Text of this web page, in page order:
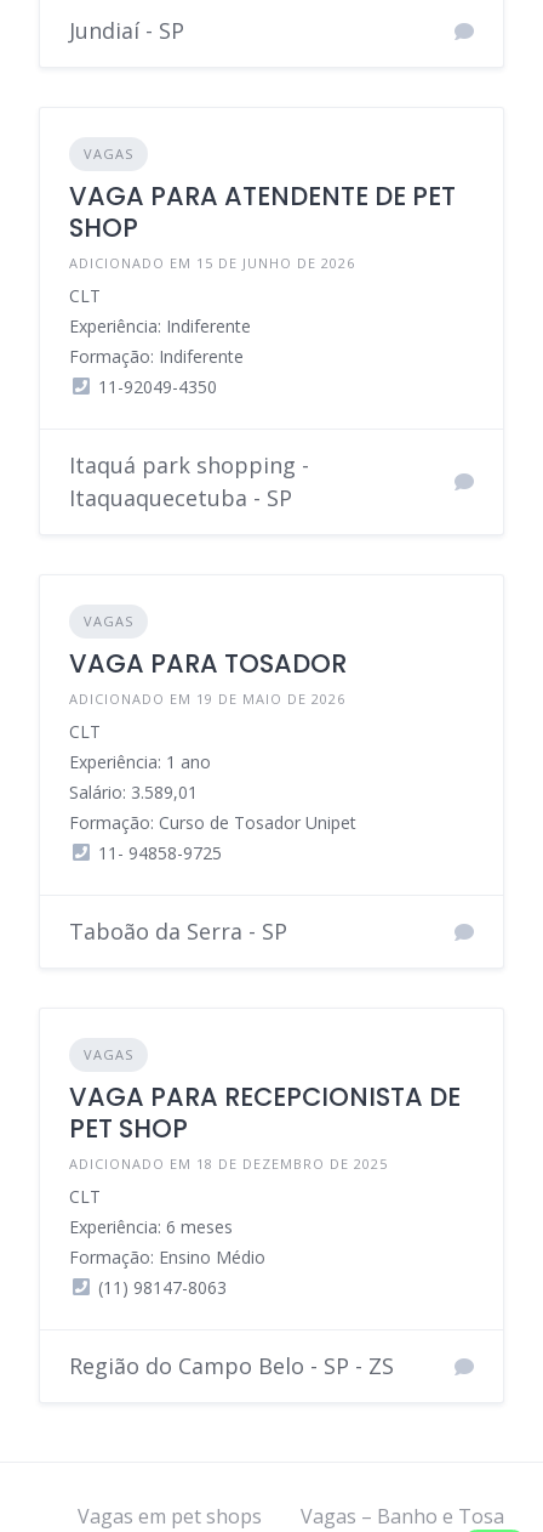
Jundiaí - SP
VAGAS
VAGA PARA ATENDENTE DE PET
SHOP
ADICIONADO EM 15 DE JUNHO DE 2026
CLT
Experiência: Indiferente
Formação: Indiferente
11-92049-4350
Itaquá park shopping -
Itaquaquecetuba - SP
VAGAS
VAGA PARA TOSADOR
ADICIONADO EM 19 DE MAIO DE 2026
CLT
Experiência: 1 ano
Salário: 3.589,01
Formação: Curso de Tosador Unipet
11- 94858-9725
Taboão da Serra - SP
VAGAS
VAGA PARA RECEPCIONISTA DE
PET SHOP
ADICIONADO EM 18 DE DEZEMBRO DE 2025
CLT
Experiência: 6 meses
Formação: Ensino Médio
(11) 98147-8063
Região do Campo Belo - SP - ZS
Vagas em pet shops Vagas – Banho e Tosa